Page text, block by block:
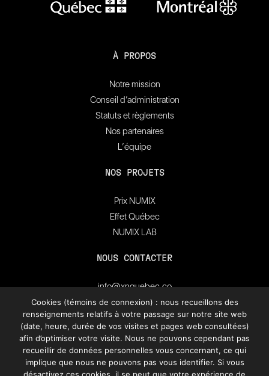
À PROPOS
Notre mission
Conseil d’administration
Statuts et règlements
Nos partenaires
L’équipe
NOS PROJETS
Prix NUMIX
Effet Québec
NUMIX LAB
NOUS CONTACTER
info@xnquebec.co
Salle de presse
FAQ
Inscrivez-vous à
l'infolettre de XN Québec.
Cookies (témoins de connexion) : nous recueillons des
renseignements relatifs à votre passage sur notre site web
(date, heure, durée de vos visites et pages web consultées)
afin d’optimiser votre visite. Nous ne pouvons cependant pas
recueillir de données personnelles vous concernant, ce qui
implique que nous ne pouvons pas vous identifier. Si vous